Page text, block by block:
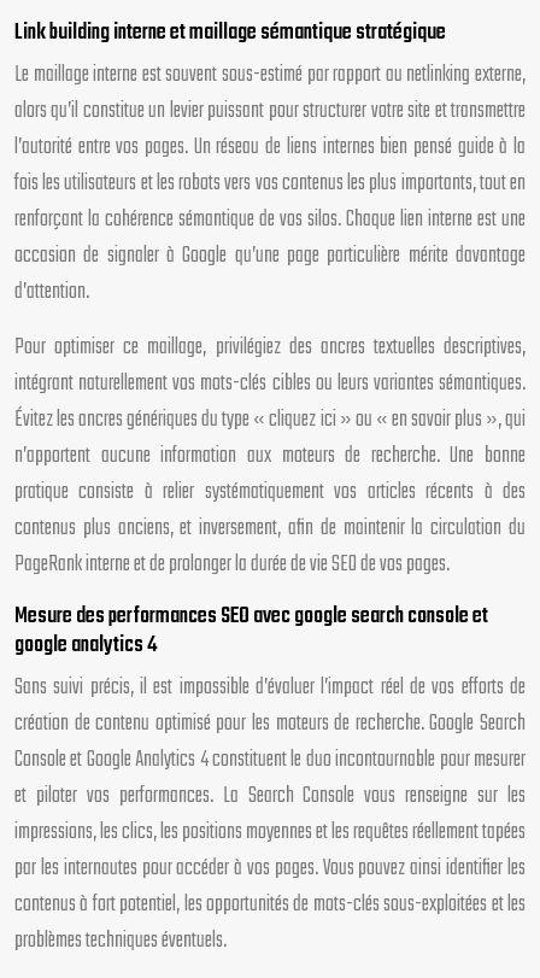
Link building interne et maillage sémantique stratégique
Le maillage interne est souvent sous-estimé par rapport au netlinking externe,
alors qu’il constitue un levier puissant pour structurer votre site et transmettre
l’autorité entre vos pages. Un réseau de liens internes bien pensé guide à la
fois les utilisateurs et les robots vers vos contenus les plus importants, tout en
renforçant la cohérence sémantique de vos silos. Chaque lien interne est une
occasion de signaler à Google qu’une page particulière mérite davantage
d’attention.
Pour optimiser ce maillage, privilégiez des ancres textuelles descriptives,
intégrant naturellement vos mots-clés cibles ou leurs variantes sémantiques.
Évitez les ancres génériques du type « cliquez ici » ou « en savoir plus », qui
n’apportent aucune information aux moteurs de recherche. Une bonne
pratique consiste à relier systématiquement vos articles récents à des
contenus plus anciens, et inversement, afin de maintenir la circulation du
PageRank interne et de prolonger la durée de vie SEO de vos pages.
Mesure des performances SEO avec google search console et
google analytics 4
Sans suivi précis, il est impossible d’évaluer l’impact réel de vos efforts de
création de contenu optimisé pour les moteurs de recherche. Google Search
Console et Google Analytics 4 constituent le duo incontournable pour mesurer
et piloter vos performances. La Search Console vous renseigne sur les
impressions, les clics, les positions moyennes et les requêtes réellement tapées
par les internautes pour accéder à vos pages. Vous pouvez ainsi identifier les
contenus à fort potentiel, les opportunités de mots-clés sous-exploitées et les
problèmes techniques éventuels.